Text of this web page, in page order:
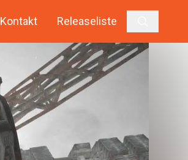
Kontakt Releaseliste